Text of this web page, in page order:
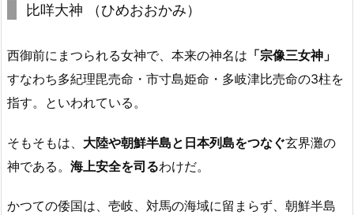
比咩大神 （ひめおおかみ）
西御前にまつられる女神で、本来の神名は 「宗像三女神」
すなわち多紀理毘売命・市寸島姫命・多岐津比売命の3柱を
指す。といわれている。
そもそもは、 大陸や朝鮮半島と日本列島をつなぐ玄界灘の
神である。 海上安全を司るわけだ。
かつての倭国は、壱岐、対馬の海域に留まらず、朝鮮半島